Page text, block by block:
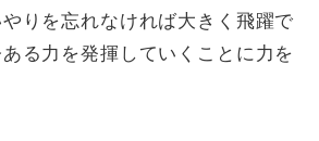
りを忘れなければ大きく飛躍で
る力を発揮していくことに力を